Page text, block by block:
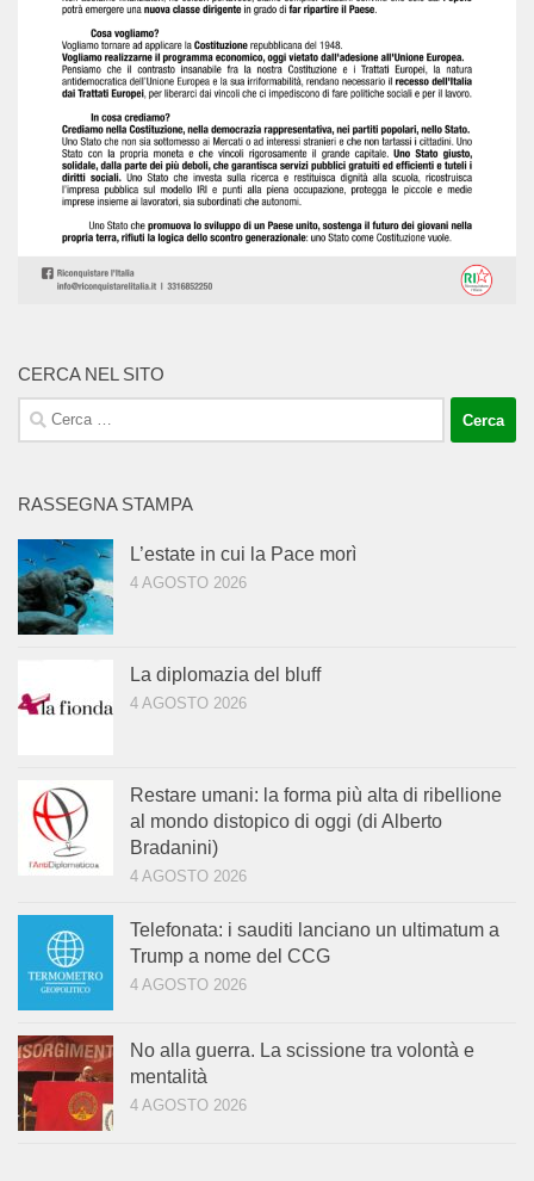
CERCA NEL SITO
Ricerca
per:
RASSEGNA STAMPA
L’estate in cui la Pace morì
4 AGOSTO 2026
La diplomazia del bluff
4 AGOSTO 2026
Restare umani: la forma più alta di ribellione
al mondo distopico di oggi (di Alberto
Bradanini)
4 AGOSTO 2026
Telefonata: i sauditi lanciano un ultimatum a
Trump a nome del CCG
4 AGOSTO 2026
No alla guerra. La scissione tra volontà e
mentalità
4 AGOSTO 2026